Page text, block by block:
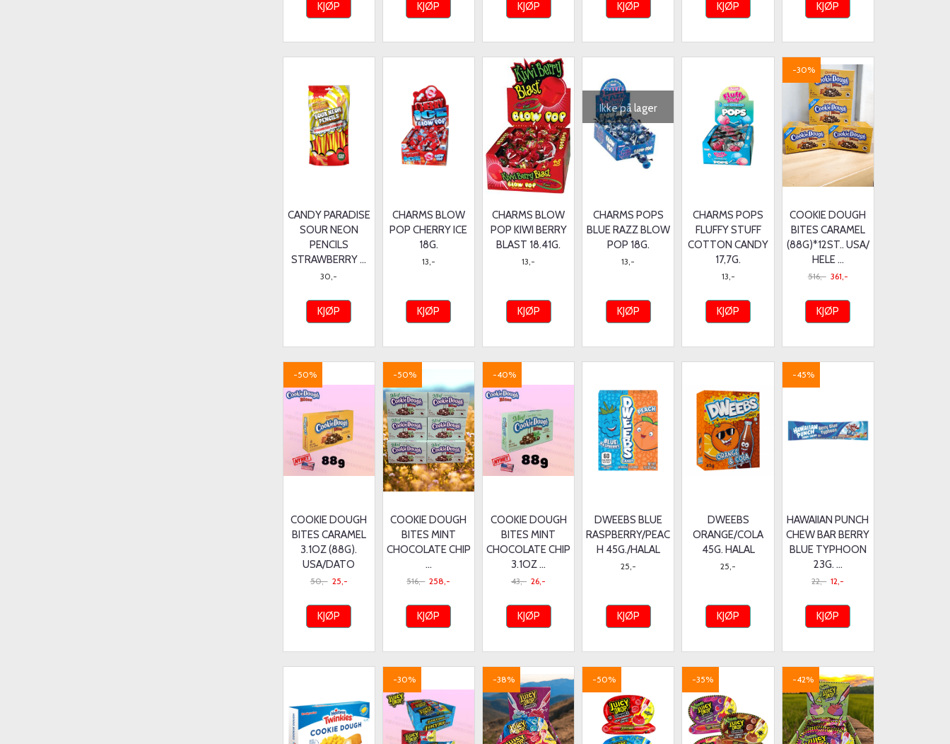
KJØP KJØP KJØP KJØP KJØP KJØP
CANDY PARADISE
SOUR NEON
PENCILS
STRAWBERRY ...
30,-
KJØP
CHARMS BLOW
POP CHERRY ICE
18G.
13,-
KJØP
CHARMS BLOW
POP KIWI BERRY
BLAST 18.41G.
13,-
KJØP
Ikke på lager
CHARMS POPS
BLUE RAZZ BLOW
POP 18G.
13,-
KJØP
CHARMS POPS
FLUFFY STUFF
COTTON CANDY
17,7G.
13,-
KJØP
-30%
COOKIE DOUGH
BITES CARAMEL
(88G)*12ST.. USA/
HELE ...
516,- 361,-
KJØP
-50%
COOKIE DOUGH
BITES CARAMEL
3.1OZ (88G).
USA/DATO
50,- 25,-
KJØP
-50%
COOKIE DOUGH
BITES MINT
CHOCOLATE CHIP
...
516,- 258,-
KJØP
-40%
COOKIE DOUGH
BITES MINT
CHOCOLATE CHIP
3.1OZ ...
43,- 26,-
KJØP
DWEEBS BLUE
RASPBERRY/PEAC
H 45G./HALAL
25,-
KJØP
DWEEBS
ORANGE/COLA
45G. HALAL
25,-
KJØP
-45%
HAWAIIAN PUNCH
CHEW BAR BERRY
BLUE TYPHOON
23G. ...
22,- 12,-
KJØP
-30% -38% -50% -35% -42%